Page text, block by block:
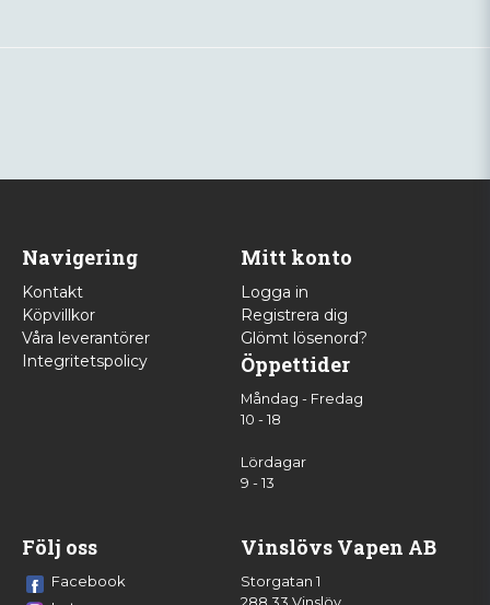
Navigering
Kontakt
Köpvillkor
Våra leverantörer
Integritetspolicy
Mitt konto
Logga in
Registrera dig
Glömt lösenord?
Öppettider
Måndag - Fredag
10 - 18
Lördagar
9 - 13
Följ oss
Facebook
Vinslövs Vapen AB
Storgatan 1